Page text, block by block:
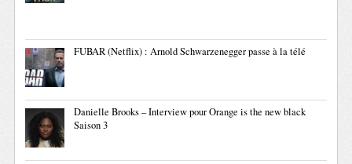
FUBAR (Netflix) : Arnold Schwarzenegger passe à la télé
Danielle Brooks – Interview pour Orange is the new black
Saison 3